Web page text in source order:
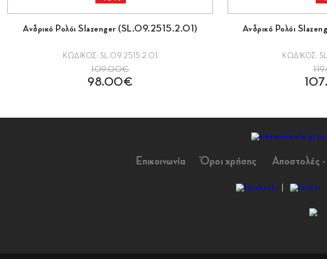
Ανδρικό Ρολόι Slazenger (SL.09.2515.2.01)
ΚΩΔΙΚΟΣ: SL.09.2515.2.01
109.00€
98.00€
Ανδρικό Ρολόι
ΚΩΔΙΚΟΣ:
Επικοινωνία Όροι χρήσης Αποστολές